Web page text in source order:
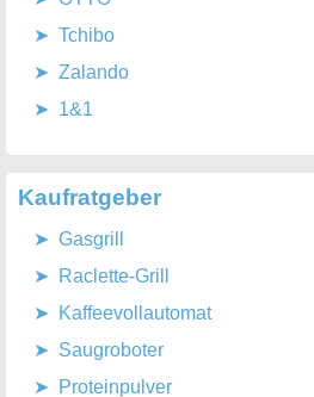
Tchibo
Zalando
1&1
Kaufratgeber
Gasgrill
Raclette-Grill
Kaffeevollautomat
Saugroboter
Proteinpulver